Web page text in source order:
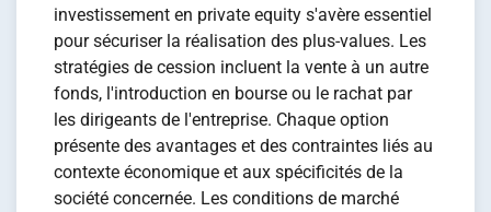
investissement en private equity s'avère essentiel
pour sécuriser la réalisation des plus-values. Les
stratégies de cession incluent la vente à un autre
fonds, l'introduction en bourse ou le rachat par
les dirigeants de l'entreprise. Chaque option
présente des avantages et des contraintes liés au
contexte économique et aux spécificités de la
société concernée. Les conditions de marché